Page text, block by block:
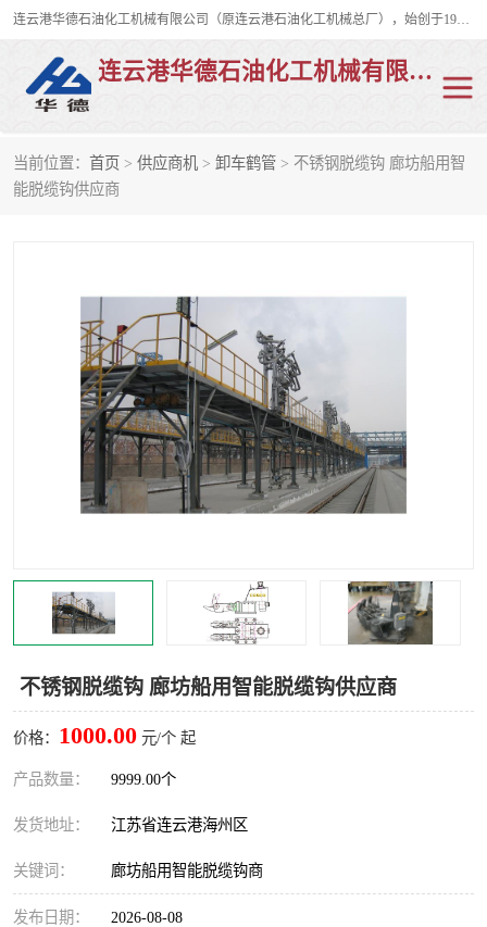
连云港华德石油化工机械有限公司（原连云港石油化工机械总厂），始创于1982年，是从事码头船用流体装卸臂、陆用流体装卸臂（鹤管）、活动梯、钢构平台、定量装车系统等全系列流体装卸设备的设计、制造、销售以及服务的专业供应商。
连云港华德石油化工机械有限公司
当前位置： 首页 > 供应商机 > 卸车鹤管 > 不锈钢脱缆钩 廊坊船用智
能脱缆钩供应商
不锈钢脱缆钩 廊坊船用智能脱缆钩供应商
价格： 1000.00 元/个 起
产品数量： 9999.00个
发货地址： 江苏省连云港海州区
关键词： 廊坊船用智能脱缆钩商
发布日期： 2026-08-08
陆用流体装卸臂
LNG鹤管 活动梯
平台栈桥 卸车鹤管
装车鹤管 输油臂
紧急脱离干式接头 火车鹤管
汽车鹤管 顶部鹤管
浮动出油装置 鹤管